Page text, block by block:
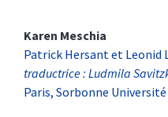
Karen Meschia
Patrick Hersant et Leonid
traductrice : Ludmila
Paris, Sorbonne Université